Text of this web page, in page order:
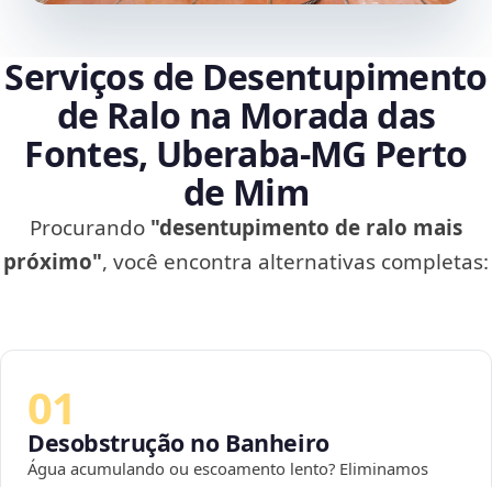
Serviços de Desentupimento
de Ralo na Morada das
Fontes, Uberaba‑MG Perto
de Mim
Procurando "desentupimento de ralo mais
próximo", você encontra alternativas completas:
01
Desobstrução no Banheiro
Água acumulando ou escoamento lento? Eliminamos